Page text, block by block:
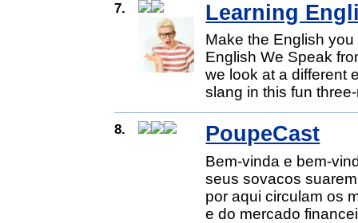
7. Learning
Make the English
English We Speak
we look at a different
slang in this fun
8. PoupeCast
Bem-vinda e bem-
seus sovacos
por aqui circulam os
e do mercado